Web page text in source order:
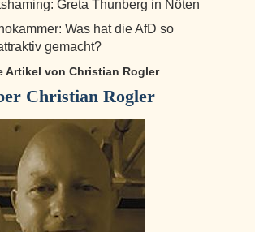
Greta Thunberg in Nöten
Was hat die AfD so
gemacht?
Artikel von Christian Rogler
Christian Rogler